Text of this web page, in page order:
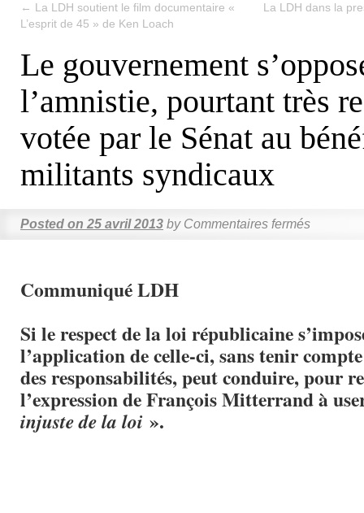
← La LDH soutient le film documentaire «
L’esprit de 45 » de Ken Loach
La LDH dans la
Le gouvernement
l’amnistie, pourtant très
votée par le Sénat au
militants syndicaux
Posted on 25 avril 2013 by Commentaires fermés
Communiqué LDH
Si le respect de la loi républicaine
l’application de celle-ci, sans tenir
des responsabilités, peut conduire, pour
l’expression de François Mitterrand à
injuste de la loi ».